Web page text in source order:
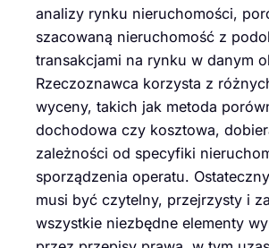
analizy rynku nieruchomości,
szacowaną nieruchomość z
transakcjami na rynku w danym
Rzeczoznawca korzysta z
wyceny, takich jak metoda
dochodowa czy kosztowa,
zależności od specyfiki
sporządzenia operatu.
musi być czytelny, przejrzysty i
wszystkie niezbędne elementy